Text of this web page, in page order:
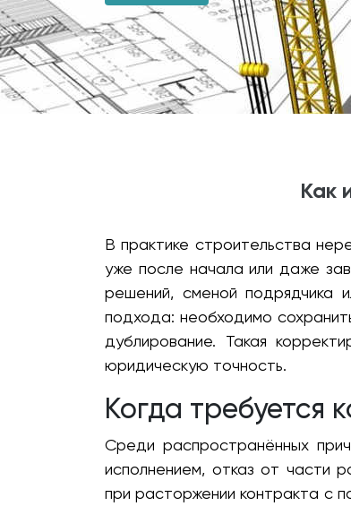
Как
В практике строительства
уже после начала или даже
решений, сменой подрядчика
подхода: необходимо
дублирование. Такая
юридическую точность.
Когда требуется
Среди распространённых
исполнением, отказ от части
при расторжении контракта с